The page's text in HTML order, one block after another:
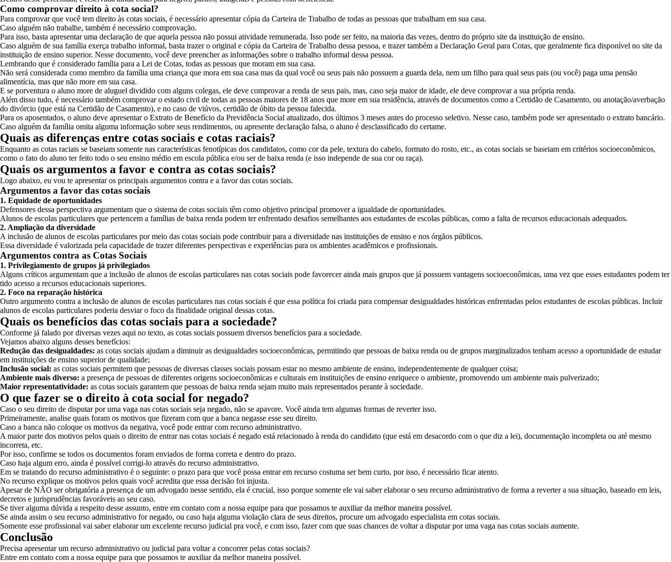
Como comprovar direito à cota social?
Para comprovar que você tem direito às cotas sociais, é necessário apresentar cópia da Carteira de Trabalho de todas as pessoas que trabalham em sua casa.
Caso alguém não trabalhe, também é necessário comprovação.
Para isso, basta apresentar uma declaração de que aquela pessoa não possui atividade remunerada. Isso pode ser feito, na maioria das vezes, dentro do próprio site da instituição de ensino.
Caso alguém de sua família exerça trabalho informal, basta trazer o original e cópia da Carteira de Trabalho dessa pessoa, e trazer também a Declaração Geral para Cotas, que geralmente fica disponível no site da
instituição de ensino superior. Nesse documento, você deve preencher as informações sobre o trabalho informal dessa pessoa.
Lembrando que é considerado família para a Lei de Cotas, todas as pessoas que moram em sua casa.
Não será considerada como membro da família uma criança que mora em sua casa mas da qual você ou seus pais não possuem a guarda dela, nem um filho para qual seus pais (ou você) paga uma pensão
alimentícia, mas que não more em sua casa.
E se porventura o aluno more de aluguel dividido com alguns colegas, ele deve comprovar a renda de seus pais, mas, caso seja maior de idade, ele deve comprovar a sua própria renda.
Além disso tudo, é necessário também comprovar o estado civil de todas as pessoas maiores de 18 anos que more em sua residência, através de documentos como a Certidão de Casamento, ou anotação/averbação
do divórcio (que está na Certidão de Casamento), e no caso de viúvos, certidão de óbito da pessoa falecida.
Para os aposentados, o aluno deve apresentar o Extrato de Benefício da Previdência Social atualizado, dos últimos 3 meses antes do processo seletivo. Nesse caso, também pode ser apresentado o extrato bancário.
Caso alguém da família omita alguma informação sobre seus rendimentos, ou apresente declaração falsa, o aluno é desclassificado do certame.
Quais as diferenças entre cotas sociais e cotas raciais?
Enquanto as cotas raciais se baseiam somente nas características fenotípicas dos candidatos, como cor da pele, textura do cabelo, formato do rosto, etc., as cotas sociais se baseiam em critérios socioeconômicos,
como o fato do aluno ter feito todo o seu ensino médio em escola pública e/ou ser de baixa renda (e isso independe de sua cor ou raça).
Quais os argumentos a favor e contra as cotas sociais?
Logo abaixo, eu vou te apresentar os principais argumentos contra e a favor das cotas sociais.
Argumentos a favor das cotas sociais
1. Equidade de oportunidades
Defensores dessa perspectiva argumentam que o sistema de cotas sociais têm como objetivo principal promover a igualdade de oportunidades.
Alunos de escolas particulares que pertencem a famílias de baixa renda podem ter enfrentado desafios semelhantes aos estudantes de escolas públicas, como a falta de recursos educacionais adequados.
2. Ampliação da diversidade
A inclusão de alunos de escolas particulares por meio das cotas sociais pode contribuir para a diversidade nas instituições de ensino e nos órgãos públicos.
Essa diversidade é valorizada pela capacidade de trazer diferentes perspectivas e experiências para os ambientes acadêmicos e profissionais.
Argumentos contra as Cotas Sociais
1. Privilegiamento de grupos já privilegiados
Alguns críticos argumentam que a inclusão de alunos de escolas particulares nas cotas sociais pode favorecer ainda mais grupos que já possuem vantagens socioeconômicas, uma vez que esses estudantes podem ter
tido acesso a recursos educacionais superiores.
2. Foco na reparação histórica
Outro argumento contra a inclusão de alunos de escolas particulares nas cotas sociais é que essa política foi criada para compensar desigualdades históricas enfrentadas pelos estudantes de escolas públicas. Incluir
alunos de escolas particulares poderia desviar o foco da finalidade original dessas cotas.
Quais os benefícios das cotas sociais para a sociedade?
Conforme já falado por diversas vezes aqui no texto, as cotas sociais possuem diversos benefícios para a sociedade.
Vejamos abaixo alguns desses benefícios:
Redução das desigualdades: as cotas sociais ajudam a diminuir as desigualdades socioeconômicas, permitindo que pessoas de baixa renda ou de grupos marginalizados tenham acesso a oportunidade de estudar
em instituições de ensino superior de qualidade;
Inclusão social: as cotas sociais permitem que pessoas de diversas classes sociais possam estar no mesmo ambiente de ensino, independentemente de qualquer coisa;
Ambiente mais diverso: a presença de pessoas de diferentes origens socioeconômicas e culturais em instituições de ensino enriquece o ambiente, promovendo um ambiente mais pulverizado;
Maior representatividade: as cotas sociais garantem que pessoas de baixa renda sejam muito mais representados perante à sociedade.
O que fazer se o direito à cota social for negado?
Caso o seu direito de disputar por uma vaga nas cotas sociais seja negado, não se apavore. Você ainda tem algumas formas de reverter isso.
Primeiramente, analise quais foram os motivos que fizeram com que a banca negasse esse seu direito.
Caso a banca não coloque os motivos da negativa, você pode entrar com recurso administrativo.
A maior parte dos motivos pelos quais o direito de entrar nas cotas sociais é negado está relacionado à renda do candidato (que está em desacordo com o que diz a lei), documentação incompleta ou até mesmo
incorreta, etc.
Por isso, confirme se todos os documentos foram enviados de forma correta e dentro do prazo.
Caso haja algum erro, ainda é possível corrigi-lo através do recurso administrativo.
Em se tratando do recurso administrativo é o seguinte: o prazo para que você possa entrar em recurso costuma ser bem curto, por isso, é necessário ficar atento.
No recurso explique os motivos pelos quais você acredita que essa decisão foi injusta.
Apesar de NÃO ser obrigatória a presença de um advogado nesse sentido, ela é crucial, isso porque somente ele vai saber elaborar o seu recurso administrativo de forma a reverter a sua situação, baseado em leis,
decretos e jurisprudências favoráveis ao seu caso.
Se tiver alguma dúvida a respeito desse assunto, entre em contato com a nossa equipe para que possamos te auxiliar da melhor maneira possível.
Se ainda assim o seu recurso administrativo for negado, ou caso haja alguma violação clara de seus direitos, procure um advogado especialista em cotas sociais.
Somente esse profissional vai saber elaborar um excelente recurso judicial pra você, e com isso, fazer com que suas chances de voltar a disputar por uma vaga nas cotas sociais aumente.
Conclusão
Precisa apresentar um recurso administrativo ou judicial para voltar a concorrer pelas cotas sociais?
Entre em contato com a nossa equipe para que possamos te auxiliar da melhor maneira possível.